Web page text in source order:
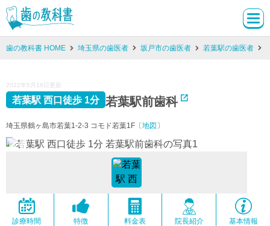
歯の教科書 HOME 埼玉県の歯医者 坂戸市の歯医者 若葉駅の歯医者
2022年5月18日更新
若葉駅前歯科
若葉駅 西口徒歩 1分
埼玉県鶴ヶ島市若葉1-2-3 コモド若葉1F〔地図 〕
診療時間 特徴 料金表 院長紹介 基本情報